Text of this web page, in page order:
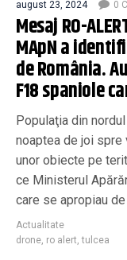
august 23, 2024 0
Mesaj RO-
MApN a
de România.
F18 spaniole
Populaţia din
noaptea de joi
unor obiecte pe
ce Ministerul
care se apropiau de
Actualitate
drone, ro alert,tulcea